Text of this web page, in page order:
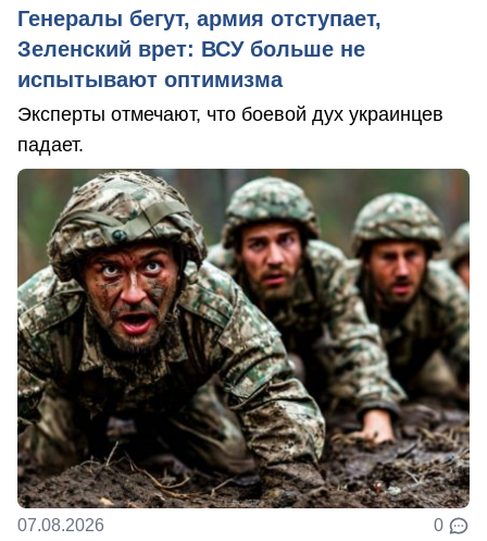
Генералы бегут, армия отступает,
Зеленский врет: ВСУ больше не
испытывают оптимизма
Эксперты отмечают, что боевой дух украинцев
падает.
07.08.2026 0